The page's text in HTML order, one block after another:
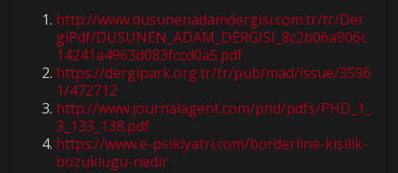
http://www.dusunenadamdergisi.com.tr/tr/Der
giPdf/DUSUNEN_ADAM_DERGISI_8c2b06a906c
14241a4963d083fccd0a5.pdf
https://dergipark.org.tr/tr/pub/mad/issue/3596
1/472712
http://www.journalagent.com/phd/pdfs/PHD_1_
3_133_138.pdf
https://www.e-psikiyatri.com/borderline-kisilik-
bozuklugu-nedir